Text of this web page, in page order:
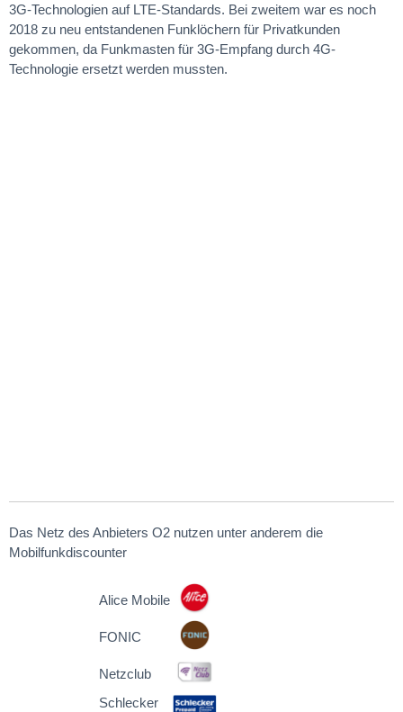
3G-Technologien auf LTE-Standards. Bei zweitem war es noch
2018 zu neu entstandenen Funklöchern für Privatkunden
gekommen, da Funkmasten für 3G-Empfang durch 4G-
Technologie ersetzt werden mussten.
Das Netz des Anbieters O2 nutzen unter anderem die
Mobilfunkdiscounter
Alice Mobile
FONIC
Netzclub
Schlecker